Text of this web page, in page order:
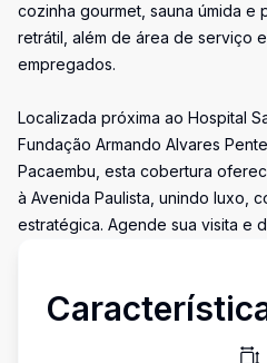
cozinha gourmet, sauna úmida e
retrátil, além de área de serviço
empregados.
Localizada próxima ao Hospital
Fundação Armando Alvares
Pacaembu, esta cobertura
à Avenida Paulista, unindo luxo,
estratégica. Agende sua visita e